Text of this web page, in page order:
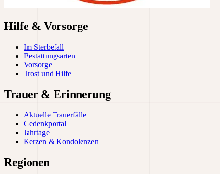
Hilfe & Vorsorge
Im Sterbefall
Bestattungsarten
Vorsorge
Trost und Hilfe
Trauer & Erinnerung
Aktuelle Trauerfälle
Gedenkportal
Jahrtage
Kerzen & Kondolenzen
Regionen